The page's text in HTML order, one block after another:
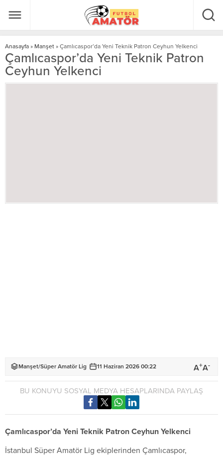
Anasayfa » Manşet » Çamlıcaspor’da Yeni Teknik Patron Ceyhun Yelkenci
Çamlıcaspor’da Yeni Teknik Patron
Ceyhun Yelkenci
Manşet/Süper Amatör Lig 11 Haziran 2026 00:22 A+A-
BU KONUYU SOSYAL MEDYA HESAPLARINDA PAYLAŞ
Çamlıcaspor’da Yeni Teknik Patron Ceyhun Yelkenci
İstanbul Süper Amatör Lig ekiplerinden Çamlıcaspor,